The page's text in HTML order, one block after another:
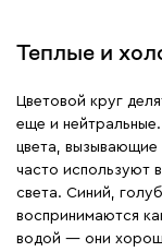
Теплые и
Цветовой круг
еще и
цвета,
часто используют
света. Синий,
воспринимаются
водой — они